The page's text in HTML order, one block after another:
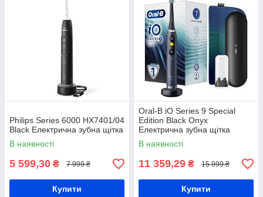
Philips Series 6000 HX7401/04
Black Електрична зубна щітка
В наявності
5 599,30 ₴ 7 999 ₴
Купити
Oral-B iO Series 9 Special
Edition Black Onyx
Електрична зубна щітка
В наявності
11 359,29 ₴ 15 999 ₴
Купити